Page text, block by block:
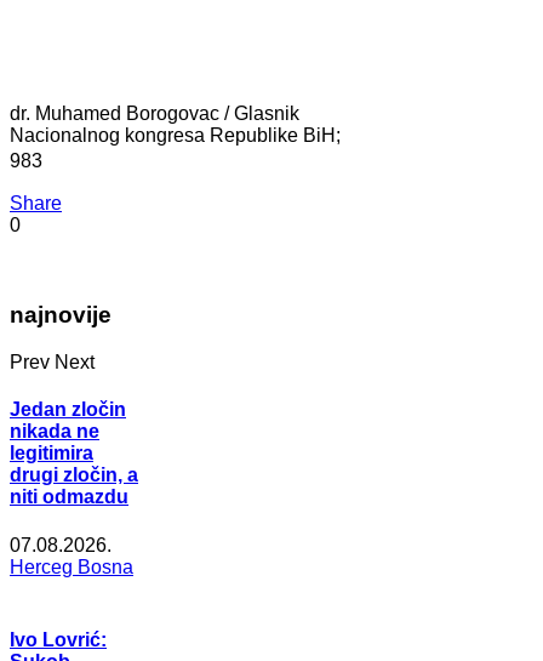
dr. Muhamed Borogovac / Glasnik
Nacionalnog kongresa Republike BiH;
983
Share
0
najnovije
Prev Next
Jedan zločin
nikada ne
legitimira
drugi zločin, a
niti odmazdu
07.08.2026.
Herceg Bosna
Ivo Lovrić: